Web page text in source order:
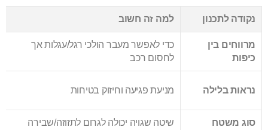
נקודה לתכנון למה זה חשוב
מרווחים בין
כיפות
כדי לאפשר מעבר הולכי רגל/עגלות אך
לחסום רכב
נראות בלילה מניעת פגיעה וחיזוק בטיחות
סוג משטח
שיטה שגויה יכולה לגרום לתזוזה/שבירה